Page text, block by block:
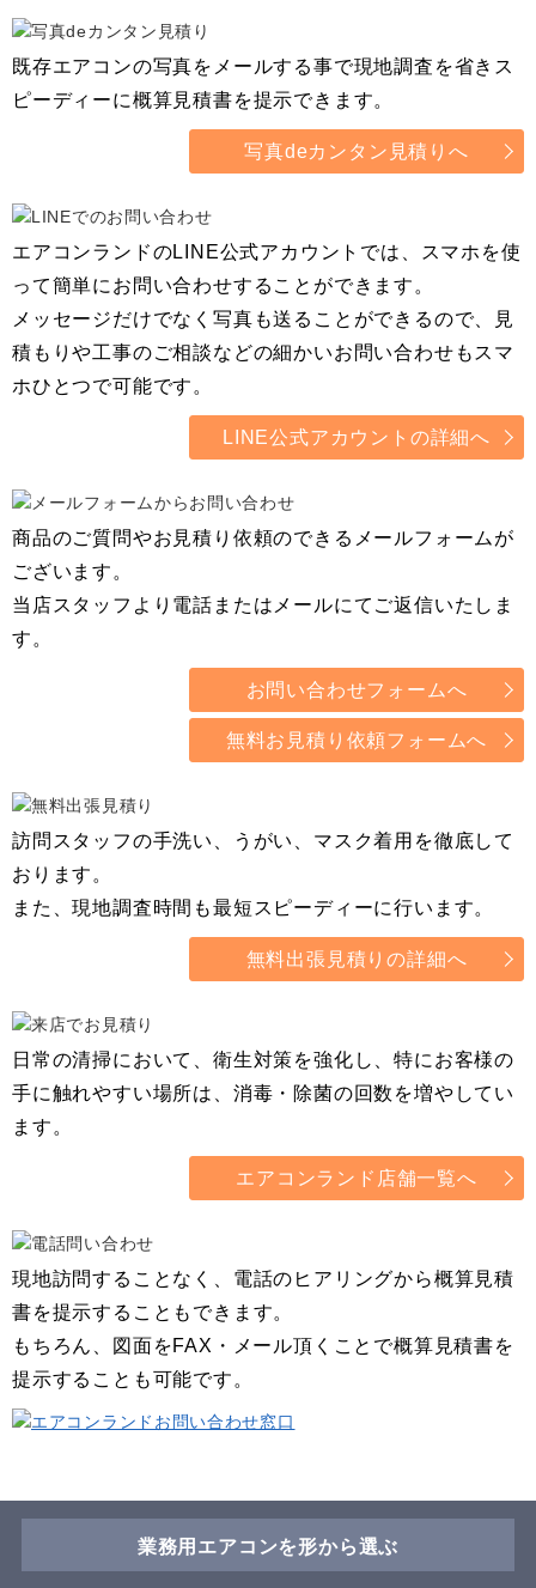
既存エアコンの写真をメールする事で現地調査を省きス
ピーディーに概算見積書を提示できます。
写真deカンタン見積りへ
エアコンランドのLINE公式アカウントでは、スマホを使
って簡単にお問い合わせすることができます。
メッセージだけでなく写真も送ることができるので、見
積もりや工事のご相談などの細かいお問い合わせもスマ
ホひとつで可能です。
LINE公式アカウントの詳細へ
商品のご質問やお見積り依頼のできるメールフォームが
ございます。
当店スタッフより電話またはメールにてご返信いたしま
す。
お問い合わせフォームへ
無料お見積り依頼フォームへ
訪問スタッフの手洗い、うがい、マスク着用を徹底して
おります。
また、現地調査時間も最短スピーディーに行います。
無料出張見積りの詳細へ
日常の清掃において、衛生対策を強化し、特にお客様の
手に触れやすい場所は、消毒・除菌の回数を増やしてい
ます。
エアコンランド店舗一覧へ
現地訪問することなく、電話のヒアリングから概算見積
書を提示することもできます。
もちろん、図面をFAX・メール頂くことで概算見積書を
提示することも可能です。
業務用エアコンを形から選ぶ